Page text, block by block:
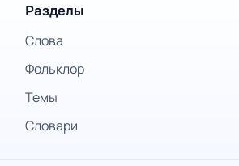
Разделы
Слова
Фольклор
Темы
Словари